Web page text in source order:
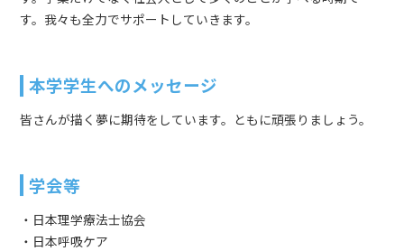
す。我々も全力でサポートしていきます。
本学学生へのメッセージ
皆さんが描く夢に期待をしています。ともに頑張りましょう。
学会等
・日本理学療法士協会
・日本呼吸ケア